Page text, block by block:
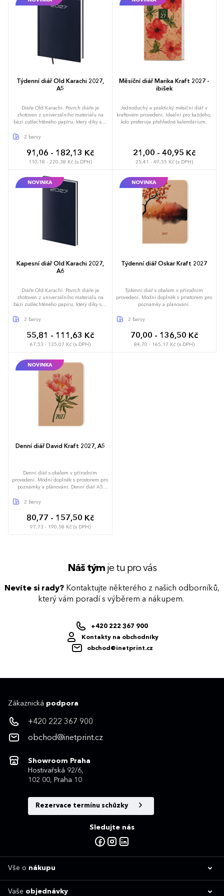
Týdenní diář Old Karachi 2027,
A5
Diáře Old Karachi. Povrch diáře je
zhotoven z univerzálního materiálu na
bázi zušlechtěného papíru, který díky své
Doporučujeme ražbu přes fólii, případně
osobní údaje, plánovač dovolené (měsíční
přehled), plánovací kalendář, telefonní
předvolby, státní svátky České a Slovenské
výhled, týdenní layout, adresář, mapa
Evropy a České a Slovenské republiky
2 barvy
91,06 - 182,13 Kč
110,18 - 220,38 Kč (s DPH)
Měsíční diář Marika Kraft 2027 -
ibišek
Jednoduchý a praktický měsíční diář v
kraftovém provedení. Ideální pro každého,
kdo preferuje přehledné kalendárium.
21,00 - 40,95 Kč
25,41 - 49,55 Kč (s DPH)
NOVINKA
Kapesní diář Old Karachi 2027,
A6
Diáře Old Karachi. Povrch diáře je
zhotoven z univerzálního materiálu na
bázi zušlechtěného papíru, který díky své
Doporučujeme ražbu přes fólii, případně
osobní údaje, plánovač dovolené (měsíční
přehled), plánovací kalendář, mezinárodní
svátky, roční výhled, týdenní layout,
2 barvy
55,81 - 111,63 Kč
67,53 - 135,07 Kč (s DPH)
NOVINKA
Týdenní diář Oskar Kraft 2027
Týdenní diář s obalem v přírodním
provedení. Módní doplněk s prostorem pro
poznámky a plánování.
2 barvy
70,00 - 136,50 Kč
84,70 - 165,17 Kč (s DPH)
NOVINKA
Denní diář David Kraft 2027, A5
Denní diář s obalem v přírodním
provedení. Módní doplněk s prostorem pro
poznámky a plánování. Denní diář A5
2 barvy
80,77 - 157,50 Kč
97,73 - 190,58 Kč (s DPH)
Náš týmje tu pro vás
Nevíte si rady? Kontaktujte některého z našich odborníků,
který vám poradí s výběrem a nákupem.
+420 222 367 900
Kontakty na obchodníky
obchod@inetprint.cz
Zákaznická podpora
+420 222 367 900
obchod@inetprint.cz
Showroom Praha
Hostivařská 92/6,
102 00, Praha 10
Rezervace termínu schůzky
Sledujte nás
Vše o nákupu
Vaše objednávky